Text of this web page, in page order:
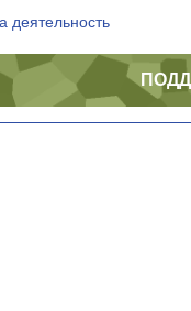
деятельность